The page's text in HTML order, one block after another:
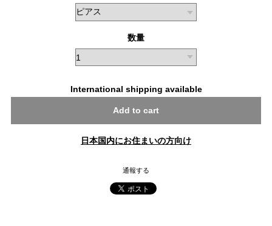
数量
International shipping available
Add to cart
日本国内にお住まいの方向け
通報する